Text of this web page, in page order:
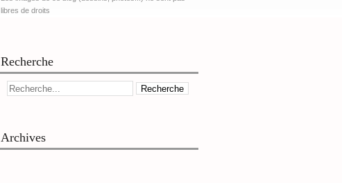
libres de droits
Recherche
Archives